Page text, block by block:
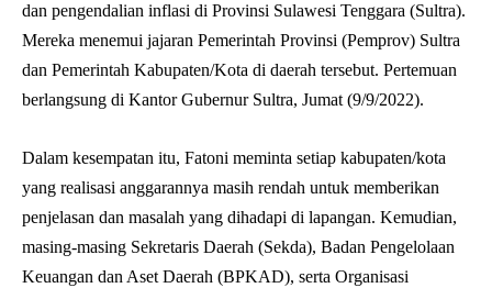
dan pengendalian inflasi di Provinsi Sulawesi Tenggara (Sultra).
Mereka menemui jajaran Pemerintah Provinsi (Pemprov) Sultra
dan Pemerintah Kabupaten/Kota di daerah tersebut. Pertemuan
berlangsung di Kantor Gubernur Sultra, Jumat (9/9/2022).
Dalam kesempatan itu, Fatoni meminta setiap kabupaten/kota
yang realisasi anggarannya masih rendah untuk memberikan
penjelasan dan masalah yang dihadapi di lapangan. Kemudian,
masing-masing Sekretaris Daerah (Sekda), Badan Pengelolaan
Keuangan dan Aset Daerah (BPKAD), serta Organisasi